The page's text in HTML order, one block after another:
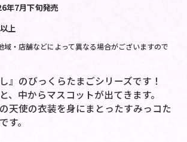
年7月下旬発売
上
・店舗などによって異なる場合がございますので
』のびっくらたまごシリーズです！
、中からマスコットが出てきます。
天使の衣装を身にまとったすみっコた
す。